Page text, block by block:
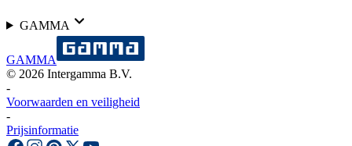
GAMMA
GAMMA
© 2026 Intergamma B.V.
-
Voorwaarden en veiligheid
-
Prijsinformatie